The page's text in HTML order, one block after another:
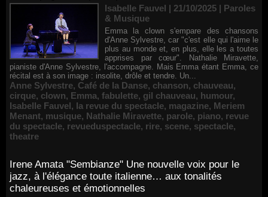
Isabelle Fauvel | 21/10/2025 | Paroles
& Musique
Emma la clown s'empare des chansons
d'Anne Sylvestre, car "c'est elle qui l'aime le
plus au monde et, en plus, elle les a toutes
apprises par cœur". Nathalie Miravette,
pianiste d'Anne Sylvestre, l'accompagne. Mais Emma étant Emma, ce
récital est à son image : insolite, drôle et tendre. Un...
Anne Sylvestre, Café de la Danse, chanson, chauveau,
cirque, clown, Emma, fabulette, gil chauveau, humour,
Isabelle Fauvel, la revue du spectacle, magazine, Meriem
Menant, musique, Nathalie Miravette, parole, piano, revue
du spectacle, revueduspectacle, rire, scene, spectacle,
theatre
Irene Amata "Sembianze" Une nouvelle voix pour le
jazz, à l'élégance toute italienne… aux tonalités
chaleureuses et émotionnelles